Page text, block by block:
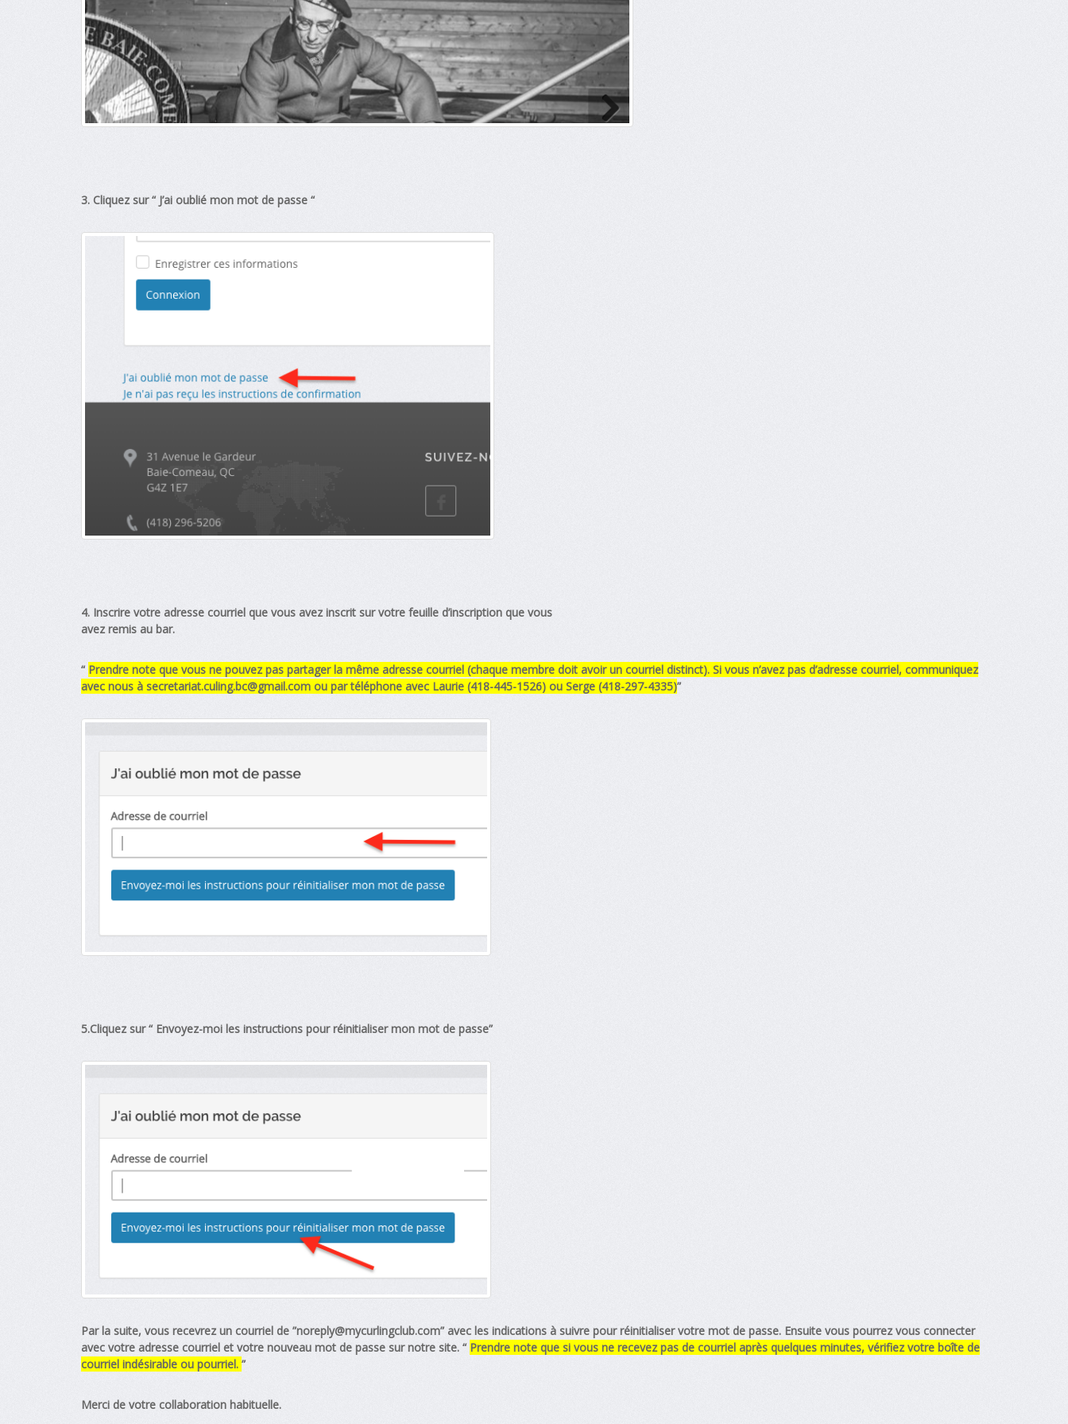
3. Cliquez sur “ J’ai oublié mon mot de passe “
4. Inscrire votre adresse courriel que vous avez inscrit sur votre feuille d’inscription que vous
avez remis au bar.
“ Prendre note que vous ne pouvez pas partager la même adresse courriel (chaque membre doit avoir un courriel distinct). Si vous n’avez pas d’adresse courriel, communiquez
avec nous à secretariat.culing.bc@gmail.com ou par téléphone avec Laurie (418-445-1526) ou Serge (418-297-4335)”
5.Cliquez sur “ Envoyez-moi les instructions pour réinitialiser mon mot de passe”
Par la suite, vous recevrez un courriel de ”noreply@mycurlingclub.com” avec les indications à suivre pour réinitialiser votre mot de passe. Ensuite vous pourrez vous connecter
avec votre adresse courriel et votre nouveau mot de passe sur notre site. “ Prendre note que si vous ne recevez pas de courriel après quelques minutes, vérifiez votre boîte de
courriel indésirable ou pourriel. ”
Merci de votre collaboration habituelle.